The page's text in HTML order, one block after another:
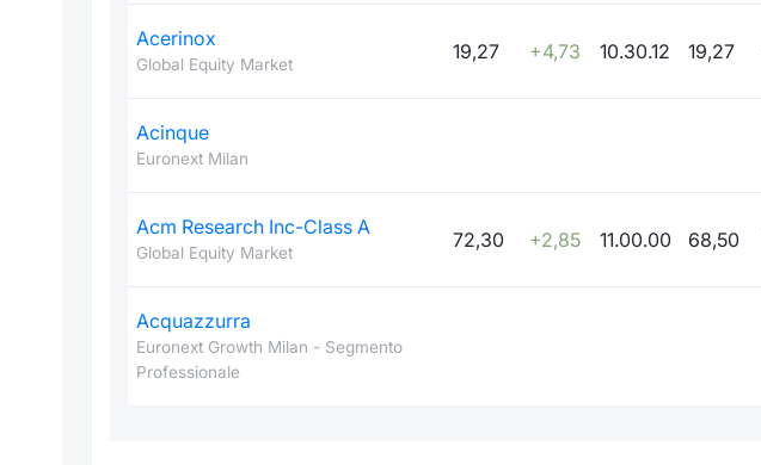
Acerinox
Global Equity Market
19,27 +4,73 10.30.12 19,27
Acinque
Euronext Milan
Acm Research Inc-Class A
Global Equity Market
72,30 +2,85 11.00.00 68,50
Acquazzurra
Euronext Growth Milan - Segmento
Professionale